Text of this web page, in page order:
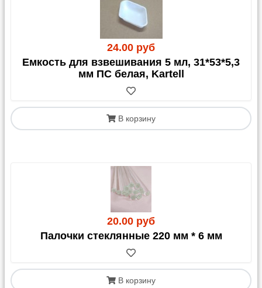
24.00 руб
Емкость для взвешивания 5 мл, 31*53*5,3
мм ПС белая, Kartell
В корзину
20.00 руб
Палочки стеклянные 220 мм * 6 мм
В корзину